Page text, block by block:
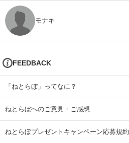
モナキ
FEEDBACK
「ねとらぼ」ってなに？
ねとらぼへのご意見・ご感想
ねとらぼプレゼントキャンペーン応募規約